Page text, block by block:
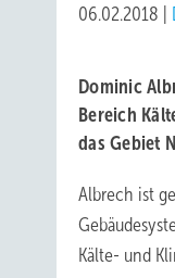
06.02.2018
Dominic
Bereich
das Gebiet
Albrech ist
Kälte- und